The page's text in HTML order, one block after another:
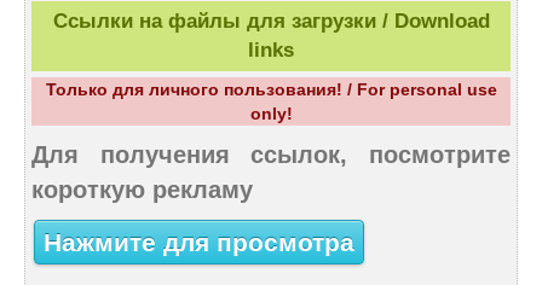
Ссылки на файлы для загрузки / Download
links
Только для личного пользования! / For personal use
only!
Для получения ссылок, посмотрите
короткую рекламу
Нажмите для просмотра